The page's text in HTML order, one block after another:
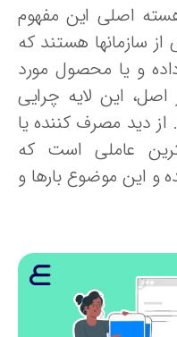
اصلی این مفهوم
هستند که
و یا محصول مورد
این لایه چرایی
مصرف کننده یا
عاملی است که
موضوع بارها و